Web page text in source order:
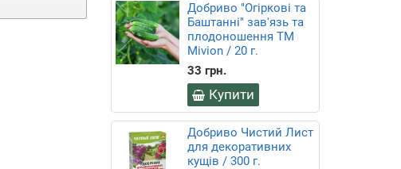
Добриво "Огіркові та
Баштанні" зав'язь та
плодоношення ТМ
Mivion / 20 г.
33 грн.
Купити
Добриво Чистий Лист
для декоративних
кущів / 300 г.